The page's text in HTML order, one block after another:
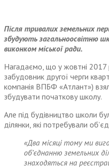
Після тривалих земельних
збудують загальноосвітню
виконком міської ради.
Нагадаємо, що у жовтні 2017
забудовник другої черги
компанія ВПБФ «Атлант»)
збудувати початкову школу.
Але під будівництво школи
ділянки, які потребували
«Два місяці тому ми
об’єднанню земельних
знаходяться на